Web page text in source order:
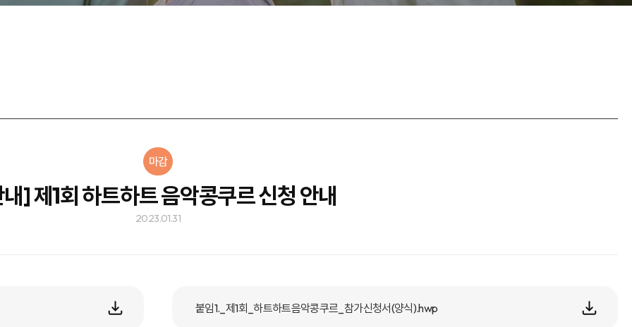
마감
] 제1회 하트하트 음악콩쿠르 신청 안내
2023.01.31
붙임1._제1회_하트하트음악콩쿠르_참가신청서(양식).hwp